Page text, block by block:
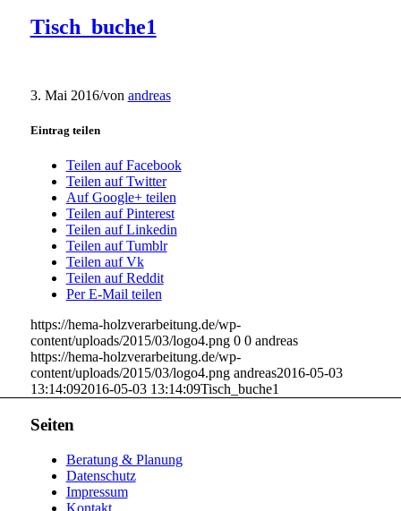
Tisch_buche1
3. Mai 2016/von andreas
Eintrag teilen
Teilen auf Facebook
Teilen auf Twitter
Auf Google+ teilen
Teilen auf Pinterest
Teilen auf Linkedin
Teilen auf Tumblr
Teilen auf Vk
Teilen auf Reddit
Per E-Mail teilen
https://hema-holzverarbeitung.de/wp-
content/uploads/2015/03/logo4.png 0 0 andreas
https://hema-holzverarbeitung.de/wp-
content/uploads/2015/03/logo4.png andreas2016-05-03
13:14:092016-05-03 13:14:09Tisch_buche1
Seiten
Beratung & Planung
Datenschutz
Impressum
Kontakt